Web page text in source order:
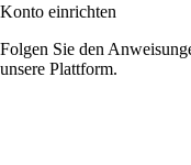
Konto einrichten
Folgen Sie den
unsere Plattform.